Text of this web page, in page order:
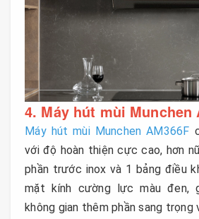
4. Máy hút mùi Munchen
Máy hút mùi Munchen AM366F
với độ hoàn thiện cực cao, hơn
phần trước inox và 1 bảng điều
mặt kính cường lực màu đen,
không gian thêm phần sang trọng